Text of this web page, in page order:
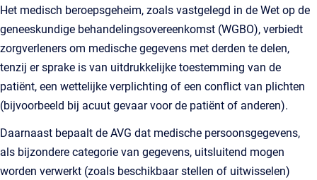
Het medisch beroepsgeheim, zoals vastgelegd in de Wet op de
geneeskundige behandelingsovereenkomst (WGBO), verbiedt
zorgverleners om medische gegevens met derden te delen,
tenzij er sprake is van uitdrukkelijke toestemming van de
patiënt, een wettelijke verplichting of een conflict van plichten
(bijvoorbeeld bij acuut gevaar voor de patiënt of anderen).
Daarnaast bepaalt de AVG dat medische persoonsgegevens,
als bijzondere categorie van gegevens, uitsluitend mogen
worden verwerkt (zoals beschikbaar stellen of uitwisselen)